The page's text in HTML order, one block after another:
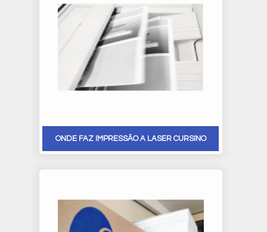
ONDE FAZ IMPRESSÃO A LASER CURSINO